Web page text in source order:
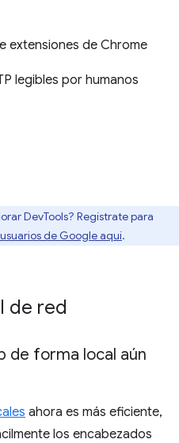
extensiones de Chrome
legibles por humanos
DevTools? Regístrate para
de Google aquí.
de red
de forma local aún
ahora es más eficiente,
los encabezados